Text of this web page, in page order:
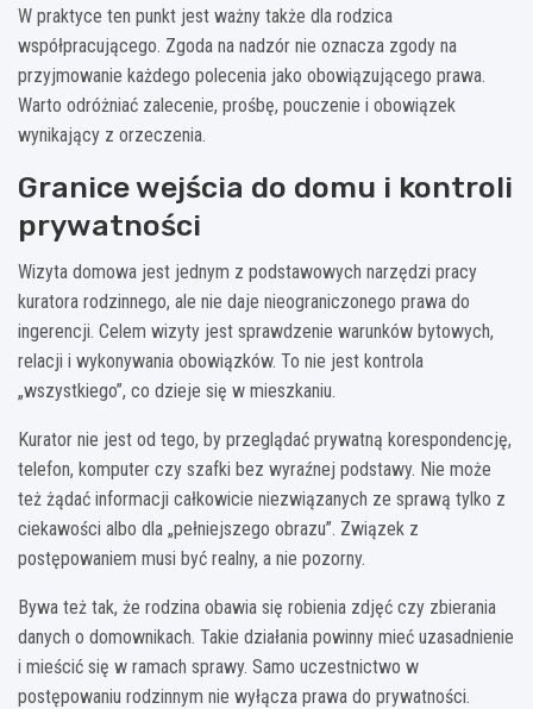
W praktyce ten punkt jest ważny także dla rodzica
współpracującego. Zgoda na nadzór nie oznacza zgody na
przyjmowanie każdego polecenia jako obowiązującego prawa.
Warto odróżniać zalecenie, prośbę, pouczenie i obowiązek
wynikający z orzeczenia.
Granice wejścia do domu i kontroli
prywatności
Wizyta domowa jest jednym z podstawowych narzędzi pracy
kuratora rodzinnego, ale nie daje nieograniczonego prawa do
ingerencji. Celem wizyty jest sprawdzenie warunków bytowych,
relacji i wykonywania obowiązków. To nie jest kontrola
„wszystkiego”, co dzieje się w mieszkaniu.
Kurator nie jest od tego, by przeglądać prywatną korespondencję,
telefon, komputer czy szafki bez wyraźnej podstawy. Nie może
też żądać informacji całkowicie niezwiązanych ze sprawą tylko z
ciekawości albo dla „pełniejszego obrazu”. Związek z
postępowaniem musi być realny, a nie pozorny.
Bywa też tak, że rodzina obawia się robienia zdjęć czy zbierania
danych o domownikach. Takie działania powinny mieć uzasadnienie
i mieścić się w ramach sprawy. Samo uczestnictwo w
postępowaniu rodzinnym nie wyłącza prawa do prywatności.